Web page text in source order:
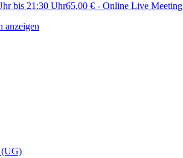
bis 21:30 Uhr65,00 € - Online Live Meeting
anzeigen
(UG)